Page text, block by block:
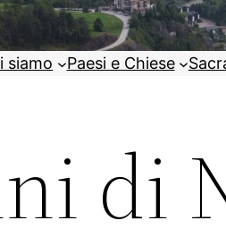
siamo Paesi e Chiese
di